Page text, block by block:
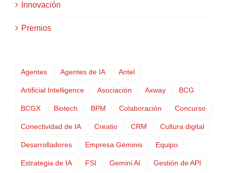
Innovación
Premios
Agentes Agentes de IA Antel
Artificial Intelligence Asociación Axway BCG
BCGX Biotech BPM Colaboración Concurso
Conectividad de IA Creatio CRM Cultura digital
Desarrolladores Empresa Géminis Equipo
Estrategia de IA FSI Gemini AI Gestión de API